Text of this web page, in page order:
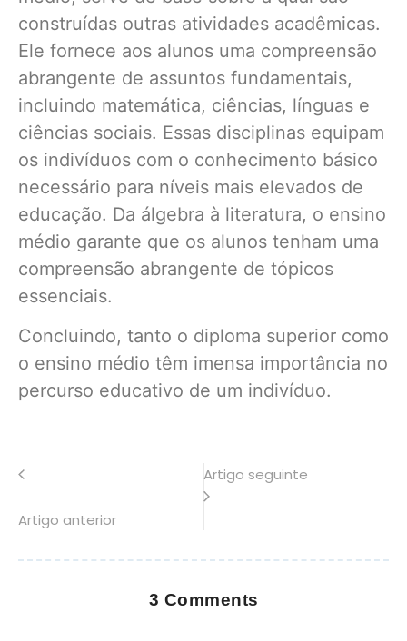
construídas outras atividades acadêmicas.
Ele fornece aos alunos uma compreensão
abrangente de assuntos fundamentais,
incluindo matemática, ciências, línguas e
ciências sociais. Essas disciplinas equipam
os indivíduos com o conhecimento básico
necessário para níveis mais elevados de
educação. Da álgebra à literatura, o ensino
médio garante que os alunos tenham uma
compreensão abrangente de tópicos
essenciais.
Concluindo, tanto o diploma superior como
o ensino médio têm imensa importância no
percurso educativo de um indivíduo.
Artigo anterior
Artigo seguinte
3 Comments